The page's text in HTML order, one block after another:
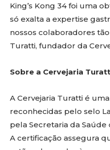
King’s Kong 34 foi uma
só exalta a expertise
nossos colaboradores
Turatti, fundador da
Sobre a Cervejaria
A Cervejaria Turatti é
reconhecidas pelo selo
pela Secretaria da Saúde
A certificação assegura